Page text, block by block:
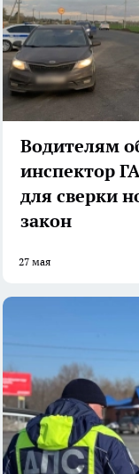
Водителям
инспектор
для сверки
закон
27 мая